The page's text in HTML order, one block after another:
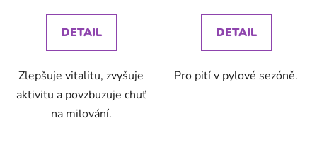
DETAIL
Zlepšuje vitalitu, zvyšuje
aktivitu a povzbuzuje chuť
na milování.
DETAIL
Pro pití v pylové sezóně.